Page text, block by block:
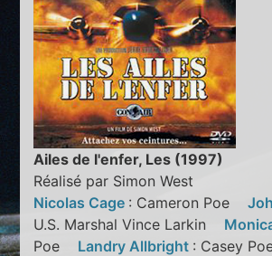
Ailes de l'enfer, Les (1997)
Réalisé par Simon West
Nicolas Cage : Cameron Poe
U.S. Marshal Vince Larkin
Poe Landry Allbright : Casey